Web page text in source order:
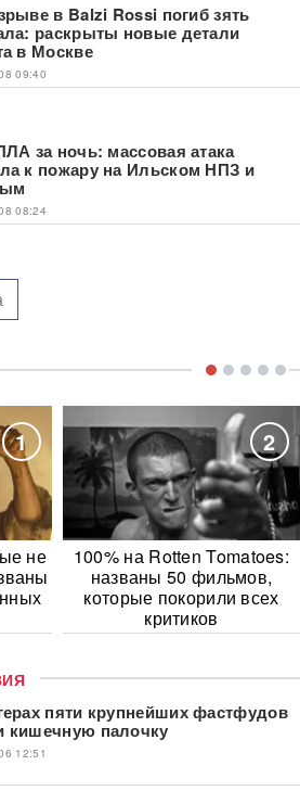
в Balzi Rossi погиб зять
раскрыты новые детали
в Москве
09:40
за ночь: массовая атака
к пожару на Ильском НПЗ и
08:24
1
не
2
100% на Rotten Tomatoes:
названы 50 фильмов,
которые покорили всех
критиков
пяти крупнейших фастфудов
кишечную палочку
12:51